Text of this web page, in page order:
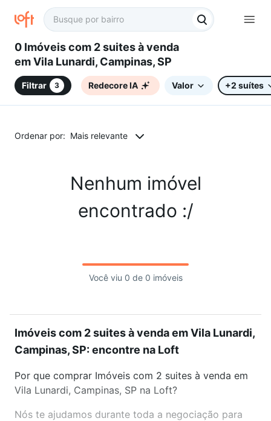
0 Imóveis com 2 suites à venda
em Vila Lunardi, Campinas, SP
Filtrar 3 Redecore IA Valor +2 suítes
Ordenar por: Mais relevante
Nenhum imóvel
encontrado :/
Você viu 0 de 0 imóveis
Imóveis com 2 suites à venda em Vila Lunardi,
Campinas, SP: encontre na Loft
Por que comprar Imóveis com 2 suites à venda em
Vila Lunardi, Campinas, SP na Loft?
Nós te ajudamos durante toda a negociação para